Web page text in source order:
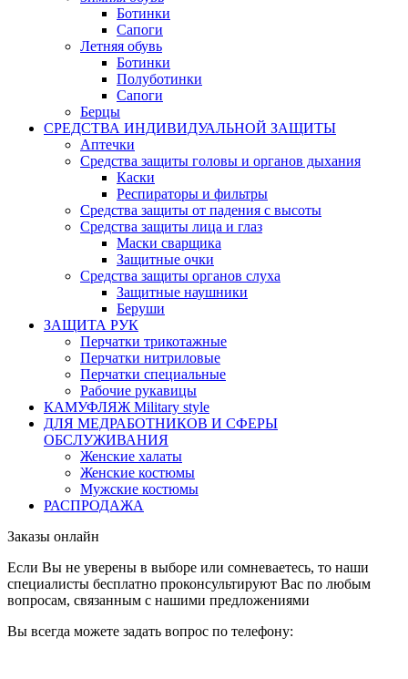
Ботинки
Сапоги
Летняя обувь
Ботинки
Полуботинки
Сапоги
Берцы
СРЕДСТВА ИНДИВИДУАЛЬНОЙ ЗАЩИТЫ
Аптечки
Средства защиты головы и органов дыхания
Каски
Респираторы и фильтры
Средства защиты от падения с высоты
Средства защиты лица и глаз
Маски сварщика
Защитные очки
Средства защиты органов слуха
Защитные наушники
Беруши
ЗАЩИТА РУК
Перчатки трикотажные
Перчатки нитриловые
Перчатки специальные
Рабочие рукавицы
КАМУФЛЯЖ Military style
ДЛЯ МЕДРАБОТНИКОВ И СФЕРЫ
ОБСЛУЖИВАНИЯ
Женские халаты
Женские костюмы
Мужские костюмы
РАСПРОДАЖА
Заказы онлайн
Если Вы не уверены в выборе или сомневаетесь, то наши
специалисты бесплатно проконсультируют Вас по любым
вопросам, связанным с нашими предложениями
Вы всегда можете задать вопрос по телефону: